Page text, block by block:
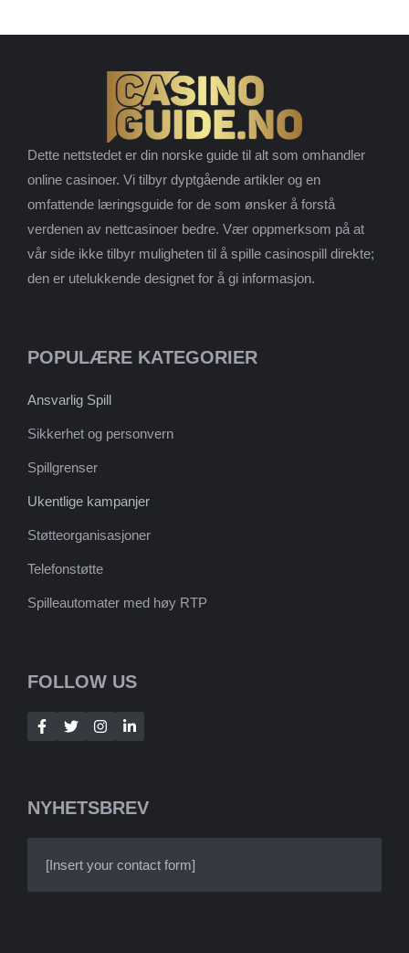
Dette nettstedet er din norske guide til alt som omhandler
online casinoer. Vi tilbyr dyptgående artikler og en
omfattende læringsguide for de som ønsker å forstå
verdenen av nettcasinoer bedre. Vær oppmerksom på at
vår side ikke tilbyr muligheten til å spille casinospill direkte;
den er utelukkende designet for å gi informasjon.
POPULÆRE KATEGORIER
Ansvarlig Spill
Sikkerhet og personvern
Spillgrenser
Ukentlige kampanjer
Støtteorganisasjoner
Telefonstøtte
Spilleautomater med høy RTP
FOLLOW US
NYHETSBREV
[Insert your contact form]